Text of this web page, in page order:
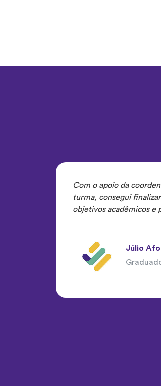
Com o apoio da
turma, consegui
objetivos acadêmicos e
Júlio